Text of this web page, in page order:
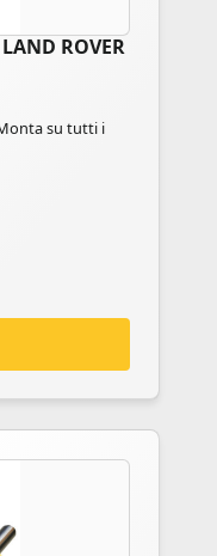
ROVER
su tutti i